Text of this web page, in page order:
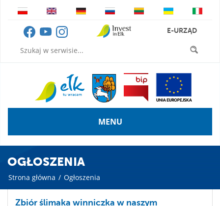
E-URZĄD
MENU
OGŁOSZENIA
Strona główna / Ogłoszenia
Zbiór ślimaka winniczka w naszym